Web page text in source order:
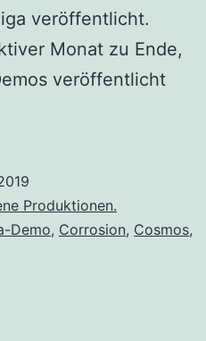
veröffentlicht.
Monat zu Ende,
veröffentlicht
Produktionen.
Demo, Corrosion, Cosmos,